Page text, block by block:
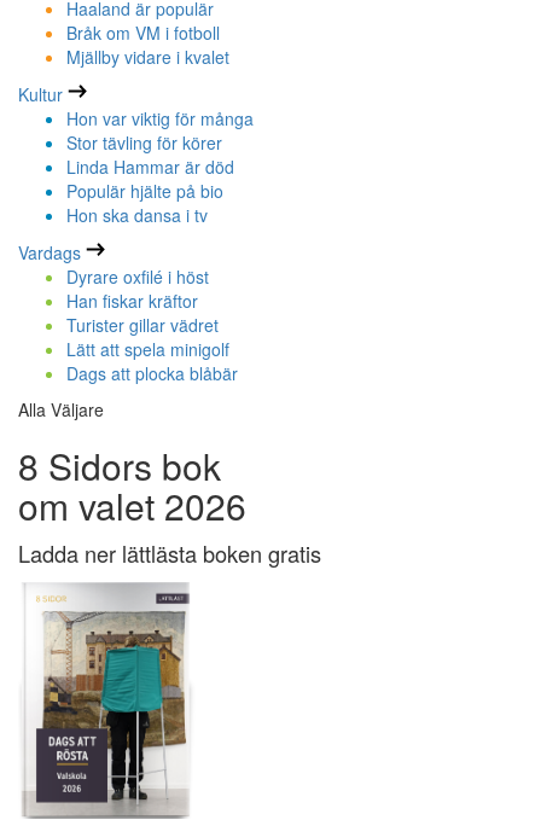
Haaland är populär
Bråk om VM i fotboll
Mjällby vidare i kvalet
Kultur
Hon var viktig för många
Stor tävling för körer
Linda Hammar är död
Populär hjälte på bio
Hon ska dansa i tv
Vardags
Dyrare oxfilé i höst
Han fiskar kräftor
Turister gillar vädret
Lätt att spela minigolf
Dags att plocka blåbär
Alla Väljare
8 Sidors bok
om valet 2026
Ladda ner lättlästa boken gratis